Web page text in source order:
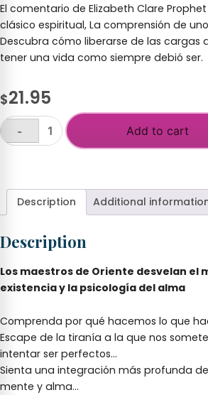
El comentario de Elizabeth Clare
clásico espiritual, La comprensión de
Descubra cómo liberarse de las cargas
tener una vida como siempre debió ser.
$21.95
Estudios
comprensión
de
mismo
-
Add to cart
Description Additional
Description
Los maestros de Oriente desvelan el
existencia y la psicología del alma
Comprenda por qué hacemos lo que
Escape de la tiranía a la que nos
intentar ser perfectos…
Sienta una integración más profunda
mente y alma…